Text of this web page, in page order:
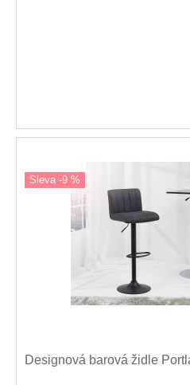
Sleva -9 %
Designová barová židle